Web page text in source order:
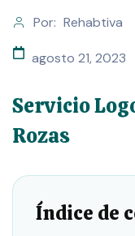
Por: Rehabtiva
agosto 21, 2023
Servicio
Rozas
Índice de